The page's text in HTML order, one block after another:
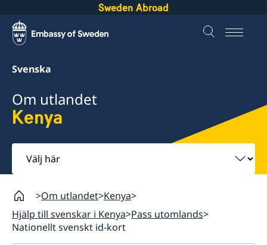
Sweden Abroad
Svenska
Om utlandet
Kenya
Välj
här
Om utlandet Kenya
Hjälp till svenskar i Kenya Pass utomlands
Nationellt svenskt id-kort